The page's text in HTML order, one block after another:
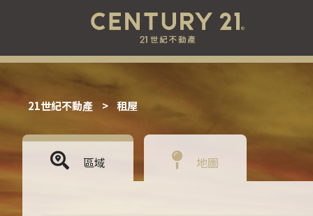
21世紀不動產 > 租屋
區域 地圖